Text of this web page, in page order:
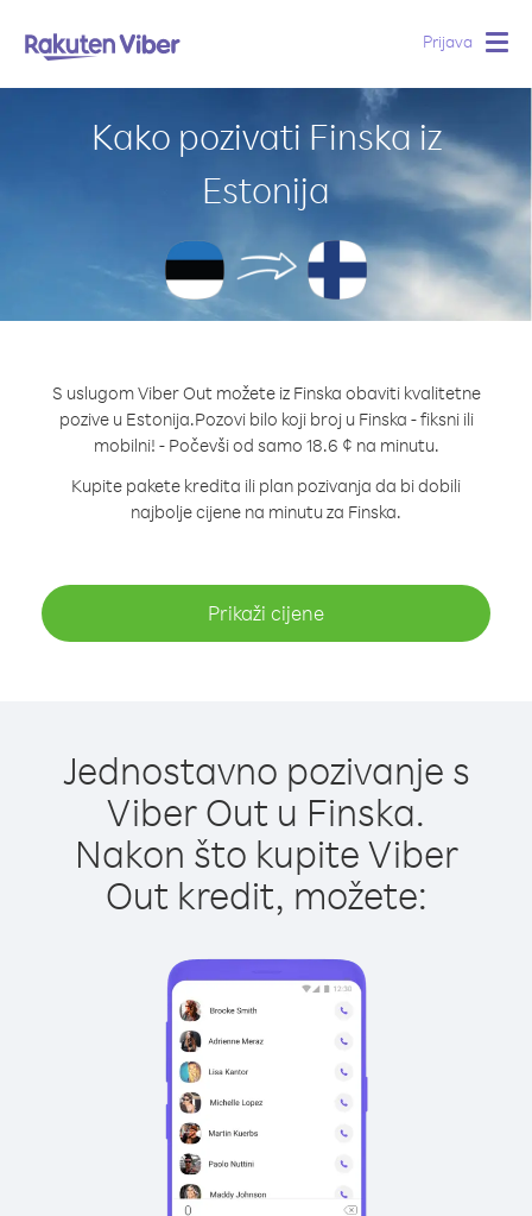
Prijava
Kako pozivati Finska iz
Estonija
S uslugom Viber Out možete iz Finska obaviti kvalitetne
pozive u Estonija.Pozovi bilo koji broj u Finska - fiksni ili
mobilni! - Počevši od samo 18.6 ¢ na minutu.
Kupite pakete kredita ili plan pozivanja da bi dobili
najbolje cijene na minutu za Finska.
Prikaži cijene
Jednostavno pozivanje s
Viber Out u Finska.
Nakon što kupite Viber
Out kredit, možete: